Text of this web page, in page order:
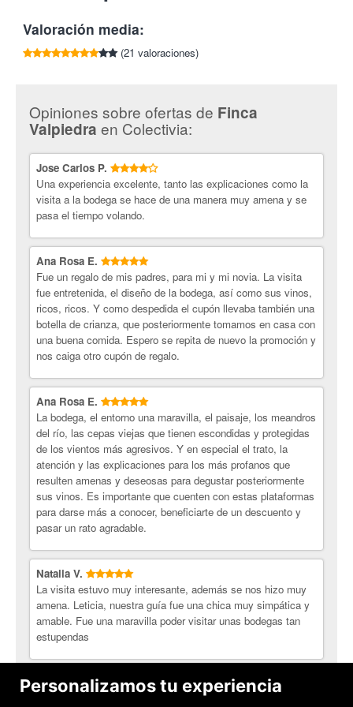
Cata de 3 vinos con aperitivo
Obsequio de una botella de Cantos de Valpiedra Crianza
Finca Valpiedra. Perteneciente a la Familia Martínez Bujanda,
se encuentra en la mejor zona D.O. Ca. Rioja, en un
Para la realización de la bodega se diseñó un edificio que se
integra en el entorno. La excepcionales condiciones de esta
finca derivan de su microclima y tipo de suelo, formado por un
manto de cantos rodados y piedras calizas que dan nombre a
los vinos. Finca Valpiedra destaca no sólo por su extraordinaria
belleza sino, sobre todo, por la calidad de las uvas que aquí se
cultivan y es esta combinación la que la convierte en un lugar
privilegiado.
¡Déjate seducir por el mundo del vino con Colectivia!
Imprescindible presentar el cupón impreso.
Valoración media:
(21 valoraciones)
Opiniones sobre ofertas de Finca
Valpiedra en Colectivia:
Jose Carlos P.
Una experiencia excelente, tanto las explicaciones como la
visita a la bodega se hace de una manera muy amena y se
pasa el tiempo volando.
Ana Rosa E.
Fue un regalo de mis padres, para mi y mi novia. La visita
fue entretenida, el diseño de la bodega, así como sus vinos,
ricos, ricos. Y como despedida el cupón llevaba también una
botella de crianza, que posteriormente tomamos en casa con
una buena comida. Espero se repita de nuevo la promoción y
nos caiga otro cupón de regalo.
Ana Rosa E.
La bodega, el entorno una maravilla, el paisaje, los meandros
del río, las cepas viejas que tienen escondidas y protegidas
de los vientos más agresivos. Y en especial el trato, la
atención y las explicaciones para los más profanos que
resulten amenas y deseosas para degustar posteriormente
sus vinos. Es importante que cuenten con estas plataformas
para darse más a conocer, beneficiarte de un descuento y
pasar un rato agradable.
Natalia V.
La visita estuvo muy interesante, además se nos hizo muy
amena. Leticia, nuestra guía fue una chica muy simpática y
amable. Fue una maravilla poder visitar unas bodegas tan
estupendas
Aida O.
Un trato muy agradable, y un moscatel increíble!
Personalizamos tu experiencia